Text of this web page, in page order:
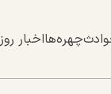
چهره‌هااخبار روز